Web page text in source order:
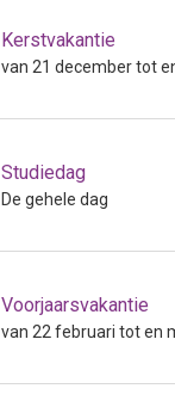
Kerstvakantie
van 21 december tot
Studiedag
De gehele dag
Voorjaarsvakantie
van 22 februari tot en